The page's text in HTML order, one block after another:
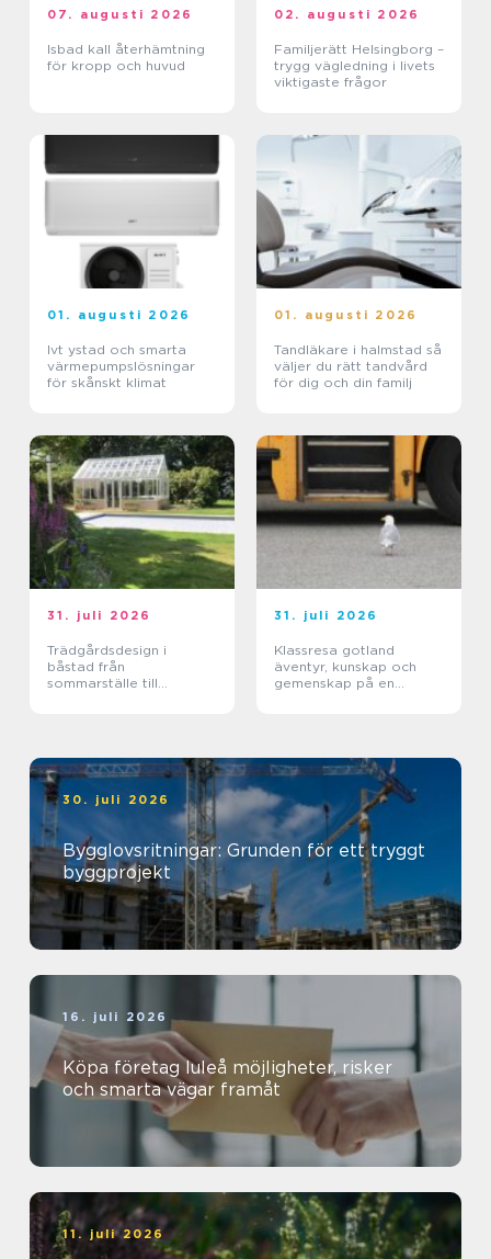
07. augusti 2026
Isbad kall återhämtning
för kropp och huvud
02. augusti 2026
Familjerätt Helsingborg –
trygg vägledning i livets
viktigaste frågor
01. augusti 2026
Ivt ystad och smarta
värmepumpslösningar
för skånskt klimat
01. augusti 2026
Tandläkare i halmstad så
väljer du rätt tandvård
för dig och din familj
31. juli 2026
Trädgårdsdesign i
båstad från
sommarställe till
31. juli 2026
Klassresa gotland
äventyr, kunskap och
gemenskap på en
30. juli 2026
Bygglovsritningar: Grunden för ett tryggt
byggprojekt
16. juli 2026
Köpa företag luleå möjligheter, risker
och smarta vägar framåt
11. juli 2026